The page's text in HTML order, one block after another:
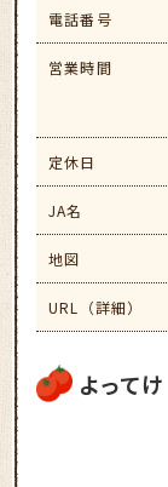
電話番号
営業時間
定休日
JA名
地図
URL（詳細）
よって